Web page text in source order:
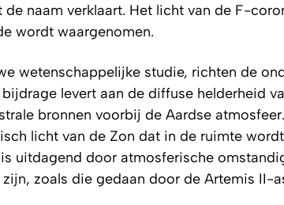
naam verklaart. Het licht van de F-
wordt waargenomen.
wetenschappelijke studie, richten de
levert aan de diffuse helderheid
bronnen voorbij de Aardse
licht van de Zon dat in de ruimte
uitdagend door atmosferische
zoals die gedaan door de Artemis II-